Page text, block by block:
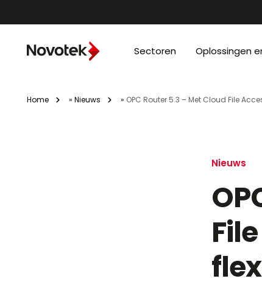
Sectoren Oplossingen
Home » Nieuws » OPC Router 5.3 – Met Cloud File
Nieuws